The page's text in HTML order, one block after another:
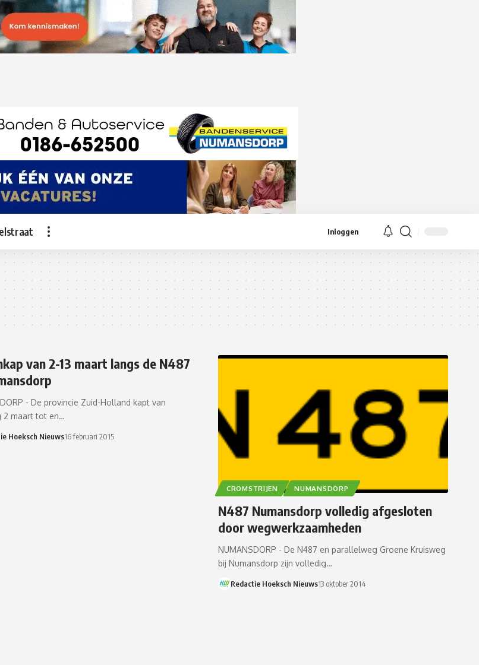
Inloggen
van 2-13 maart langs de N487
- De provincie Zuid-Holland kapt van
2 maart tot en…
Hoeksch Nieuws16 februari 2015
CROMSTRIJEN NUMANSDORP
N487 Numansdorp volledig afgesloten
door wegwerkzaamheden
NUMANSDORP - De N487 en parallelweg Groene Kruisweg
bij Numansdorp zijn volledig…
Redactie Hoeksch Nieuws13 oktober 2014